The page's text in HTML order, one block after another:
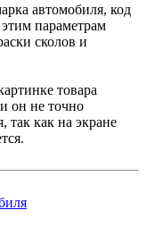
автомобиля, код
параметрам
сколов и
товара
он не точно
так как на экране